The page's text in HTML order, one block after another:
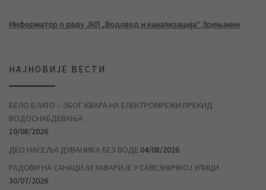
Информатор о раду ЈКП „Водовод и канализација“ Зрењанин
НАЈНОВИЈЕ ВЕСТИ
БЕЛО БЛАТО – ЗБОГ КВАРА НА ЕЛЕКТРОМРЕЖИ ПРЕКИД
ВОДОСНАБДЕВАЊА
10/08/2026
ДЕО НАСЕЉА ДУВАНИКА БЕЗ ВОДЕ 04/08/2026
РАДОВИ НА САНАЦИЈИ ХАВАРИЈЕ У САВЕЗНИЧКОЈ УЛИЦИ
30/07/2026